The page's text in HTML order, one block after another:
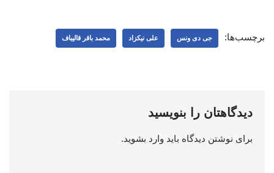
برچسب‌ها: جی دی ونس علی نیکزاد محمد باقر قالیباف
دیدگاهتان را بنویسید
برای نوشتن دیدگاه باید وارد بشوید.